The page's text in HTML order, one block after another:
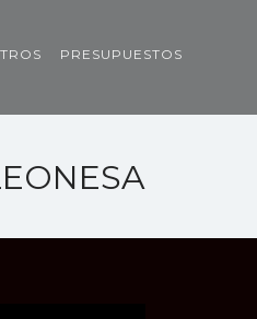
PRESUPUESTOS